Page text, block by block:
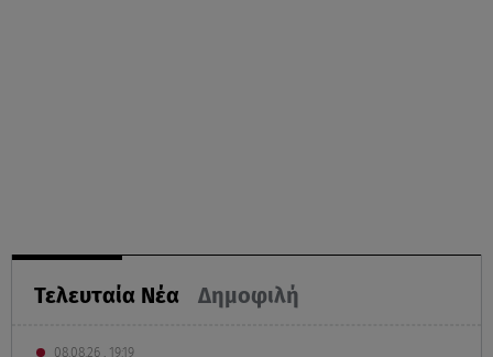
Τελευταία Νέα Δημοφιλή
08.08.26 , 19:19